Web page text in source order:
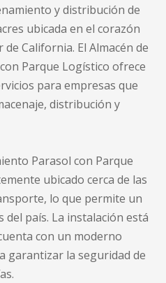
y distribución de
ubicada en el corazón
California. El Almacén de
Parque Logístico ofrece
para empresas que
distribución y
Parasol con Parque
ubicado cerca de las
lo que permite un
del país. La instalación está
con un moderno
garantizar la seguridad de